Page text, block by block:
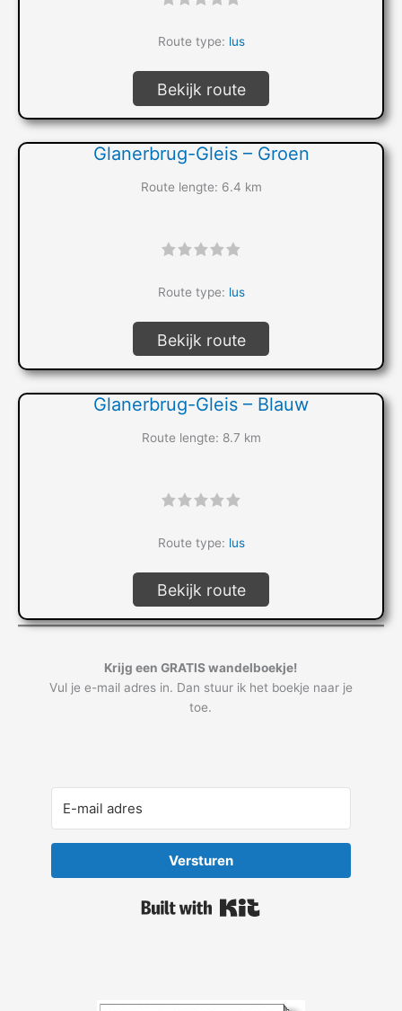
Route type: lus
Bekijk route
Glanerbrug-Gleis – Groen
Route lengte: 6.4 km
Route type: lus
Bekijk route
Glanerbrug-Gleis – Blauw
Route lengte: 8.7 km
Route type: lus
Bekijk route
Krijg een GRATIS wandelboekje!
Vul je e-mail adres in. Dan stuur ik het boekje naar je
toe.
Versturen